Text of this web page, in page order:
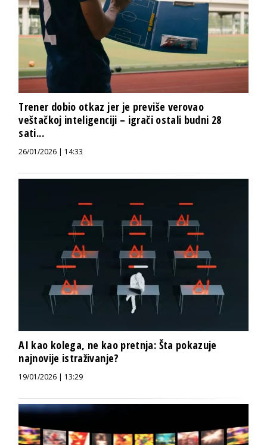
Trener dobio otkaz jer je previše verovao
veštačkoj inteligenciji – igrači ostali budni 28
sati...
26/01/2026 | 14:33
AI kao kolega, ne kao pretnja: Šta pokazuje
najnovije istraživanje?
19/01/2026 | 13:29